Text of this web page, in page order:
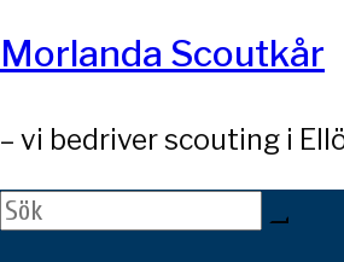
Morlanda Scoutkår
– vi bedriver scouting i